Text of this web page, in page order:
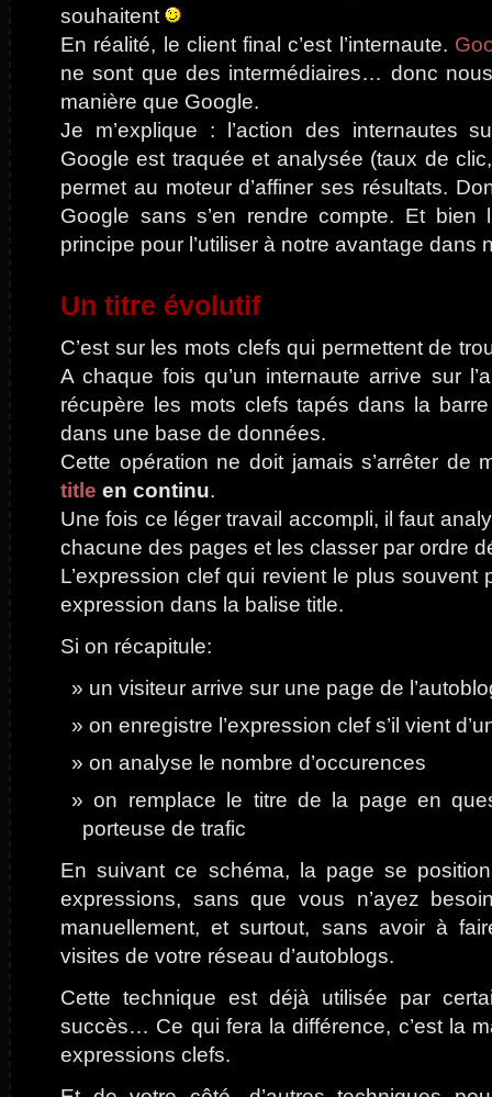
souhaitent
En réalité, le client final c’est l’internaute.
ne sont que des intermédiaires… donc
manière que Google.
Je m’explique : l’action des internautes
Google est traquée et analysée (taux de
permet au moteur d’affiner ses résultats.
Google sans s’en rendre compte. Et
principe pour l’utiliser à notre avantage dans
Un titre évolutif
C’est sur les mots clefs qui permettent de
A chaque fois qu’un internaute arrive sur
récupère les mots clefs tapés dans la
dans une base de données.
Cette opération ne doit jamais s’arrêter de
title en continu.
Une fois ce léger travail accompli, il faut
chacune des pages et les classer par ordre
L’expression clef qui revient le plus souvent
expression dans la balise title.
Si on récapitule:
un visiteur arrive sur une page de
on enregistre l’expression clef s’il vient
on analyse le nombre d’occurences
on remplace le titre de la page en
porteuse de trafic
En suivant ce schéma, la page se
expressions, sans que vous n’ayez
manuellement, et surtout, sans avoir à
visites de votre réseau d’autoblogs.
Cette technique est déjà utilisée par
succès… Ce qui fera la différence, c’est la
expressions clefs.